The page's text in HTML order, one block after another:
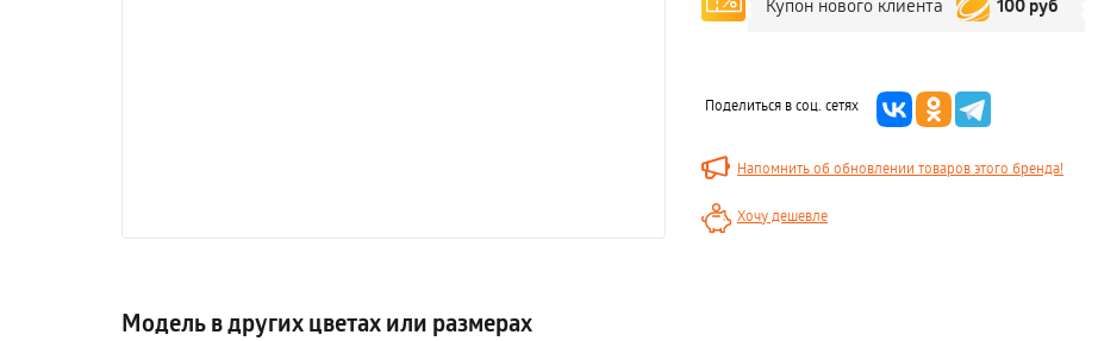
Купон нового клиента
Поделиться в соц. сетях
Напомнить об обновлении товаров этого бренда!
Хочу дешевле
Модель в других цветах или размерах